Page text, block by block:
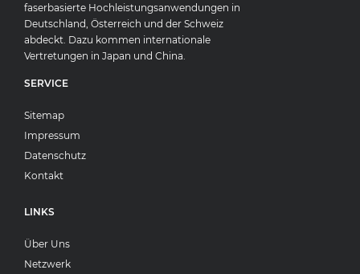
faserbasierte Hochleistungsanwendungen in
Deutschland, Österreich und der Schweiz
abdeckt. Dazu kommen internationale
Vertretungen in Japan und China.
SERVICE
Sitemap
Impressum
Datenschutz
Kontakt
LINKS
Über Uns
Netzwerk